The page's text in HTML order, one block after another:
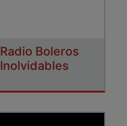
Radio Boleros
Inolvidables